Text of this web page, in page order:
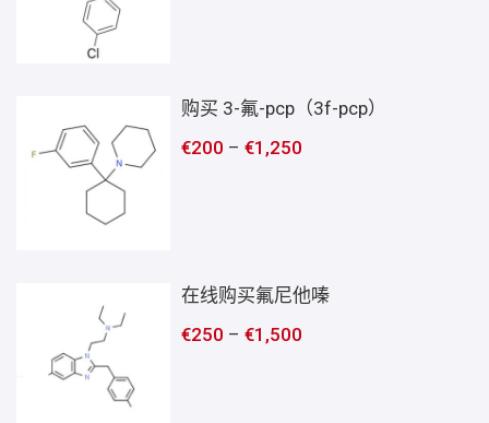
购买 3-氟-pcp（3f-pcp）
€200 –€1,250
在线购买氟尼他嗪
€250 –€1,500